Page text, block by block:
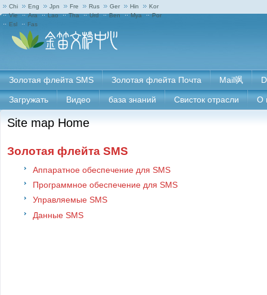
Chi Eng Jpn Fre Rus Ger Hin
Kor
Vie
Ara Lao Tha Urd Ben Mya
Por
Esl
Fas
Золотая флейта SMS Золотая флейта Почта Mail飒
Загружать Видео база знаний Свисток отрасли О
Site map Home
Золотая флейта SMS
Аппаратное обеспечение для SMS
Программное обеспечение для SMS
Управляемые SMS
Данные SMS